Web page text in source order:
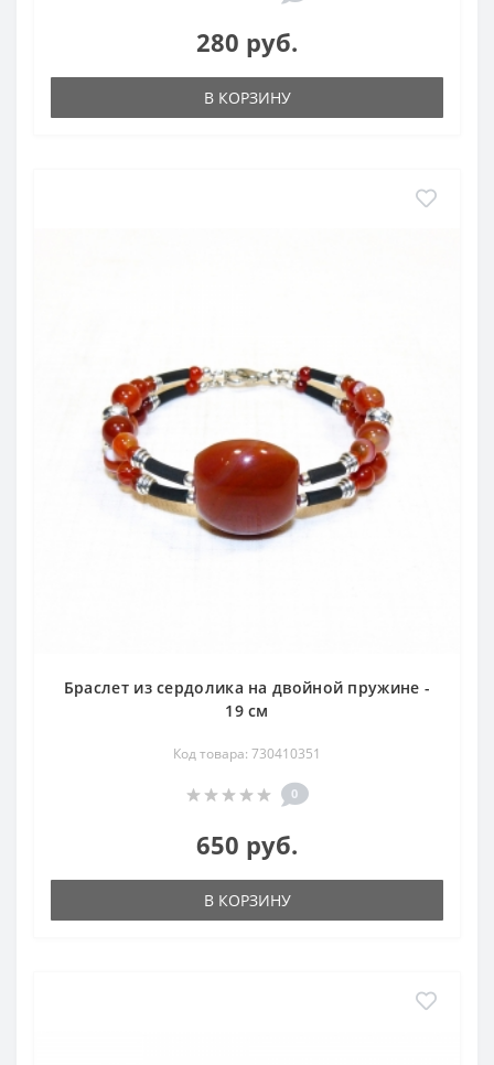
280 руб.
В КОРЗИНУ
Браслет из сердолика на двойной пружине -
19 см
Код товара: 730410351
0
650 руб.
В КОРЗИНУ